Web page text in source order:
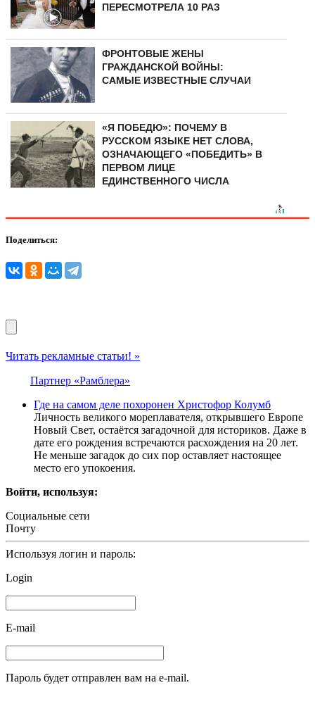
ПЕРЕСМОТРЕЛА 10 РАЗ
ФРОНТОВЫЕ ЖЕНЫ
ГРАЖДАНСКОЙ ВОЙНЫ:
САМЫЕ ИЗВЕСТНЫЕ СЛУЧАИ
«Я ПОБЕДЮ»: ПОЧЕМУ В
РУССКОМ ЯЗЫКЕ НЕТ СЛОВА,
ОЗНАЧАЮЩЕГО «ПОБЕДИТЬ» В
ПЕРВОМ ЛИЦЕ
ЕДИНСТВЕННОГО ЧИСЛА
Поделиться:
Читать рекламные статьи! »
Партнер «Рамблера»
Где на самом деле похоронен Христофор Колумб
Личность великого мореплавателя, открывшего Европе
Новый Свет, остаётся загадочной для историков. Даже в
дате его рождения встречаются расхождения на 20 лет.
Не меньше загадок до сих пор оставляет настоящее
место его упокоения.
Войти, используя:
Социальные сети
Почту
Используя логин и пароль:
Login
E-mail
Пароль будет отправлен вам на e-mail.